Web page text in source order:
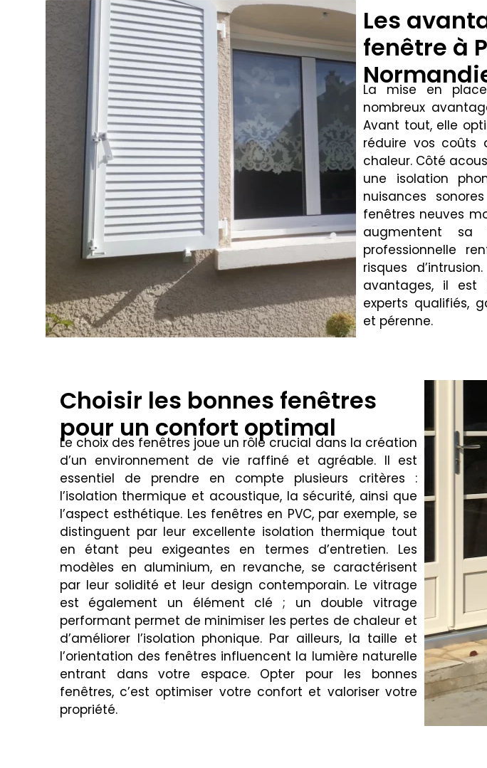
Les
fenêtre à
La mise en
nombreux
Avant tout, elle
réduire vos coûts
chaleur. Côté
une isolation
nuisances
fenêtres neuves
augmentent sa
professionnelle
risques
avantages, il est
experts qualifiés,
et pérenne.
Choisir les bonnes fenêtres
pour un confort optimal
Le choix des fenêtres joue un rôle crucial dans la création
d’un environnement de vie raffiné et agréable. Il est
essentiel de prendre en compte plusieurs critères :
l’isolation thermique et acoustique, la sécurité, ainsi que
l’aspect esthétique. Les fenêtres en PVC, par exemple, se
distinguent par leur excellente isolation thermique tout
en étant peu exigeantes en termes d’entretien. Les
modèles en aluminium, en revanche, se caractérisent
par leur solidité et leur design contemporain. Le vitrage
est également un élément clé ; un double vitrage
performant permet de minimiser les pertes de chaleur et
d’améliorer l’isolation phonique. Par ailleurs, la taille et
l’orientation des fenêtres influencent la lumière naturelle
entrant dans votre espace. Opter pour les bonnes
fenêtres, c’est optimiser votre confort et valoriser votre
propriété.